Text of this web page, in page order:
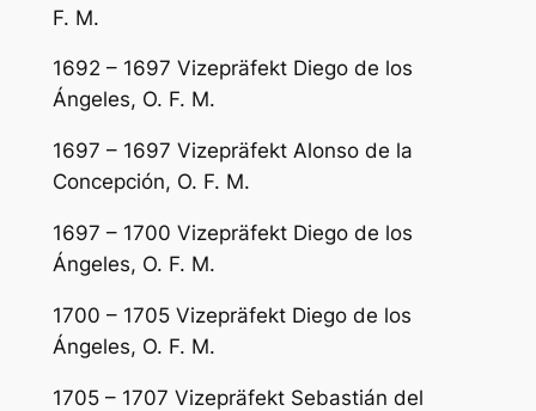
F. M.
1692 – 1697 Vizepräfekt Diego de los
Ángeles, O. F. M.
1697 – 1697 Vizepräfekt Alonso de la
Concepción, O. F. M.
1697 – 1700 Vizepräfekt Diego de los
Ángeles, O. F. M.
1700 – 1705 Vizepräfekt Diego de los
Ángeles, O. F. M.
1705 – 1707 Vizepräfekt Sebastián del